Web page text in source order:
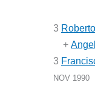
3
+
3
NOV 1990